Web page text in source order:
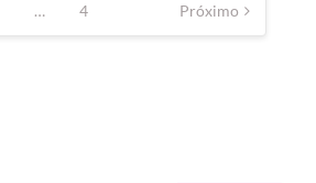
… 4 Próximo